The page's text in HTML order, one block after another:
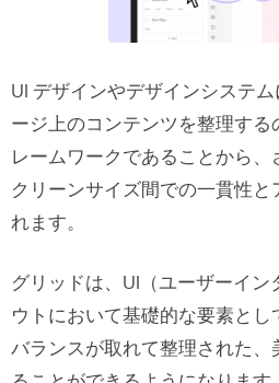
UI デザインやデザインシステム
ージ上のコンテンツを整理する
レームワークであることから
クリーンサイズ間での一貫性と
れます。
グリッドは、UI（ユーザーイ
ウトにおいて基礎的な要素と
バランスが取れて整理された